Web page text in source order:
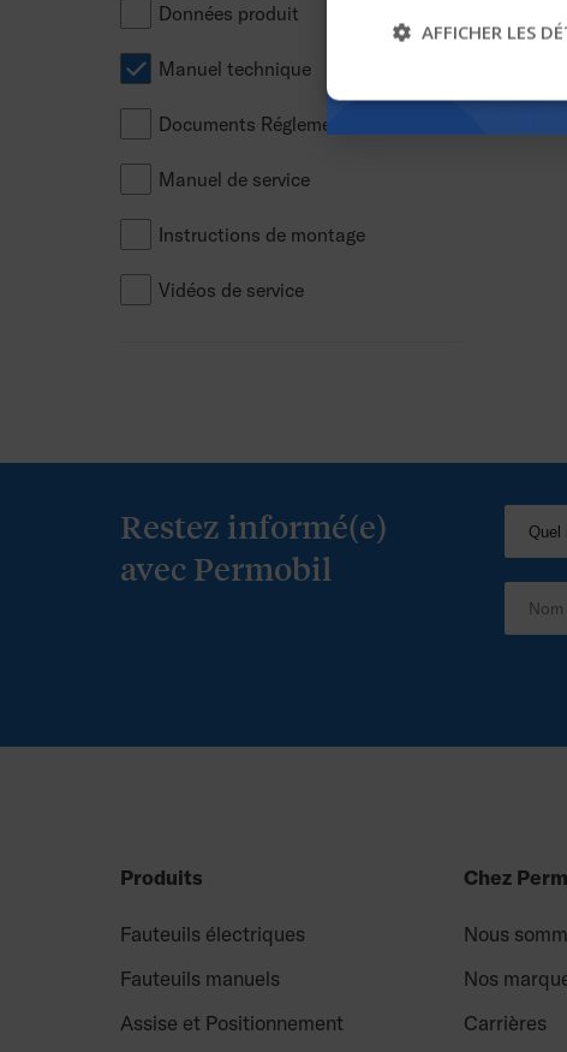
Données produit
Manuel technique
Documents Réglementaires
Manuel de service
Instructions de montage
Vidéos de service
Restez informé(e)
avec Permobil
Produits
Fauteuils électriques
Fauteuils manuels
Assise et Positionnement
Chez
Nous
Nos
Carrières
AFFICHER LES